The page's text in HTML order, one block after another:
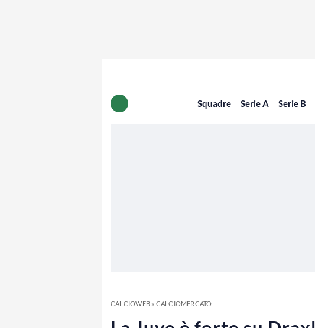
Squadre Serie A Serie B
CALCIOWEB» CALCIOMERCATO